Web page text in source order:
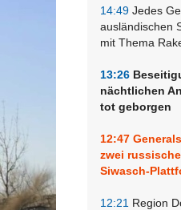
14:49 Jedes
ausländischen
mit Thema
13:26
nächtlichen
tot geborgen
12:47
zwei
Siwasch-
12:21 Region